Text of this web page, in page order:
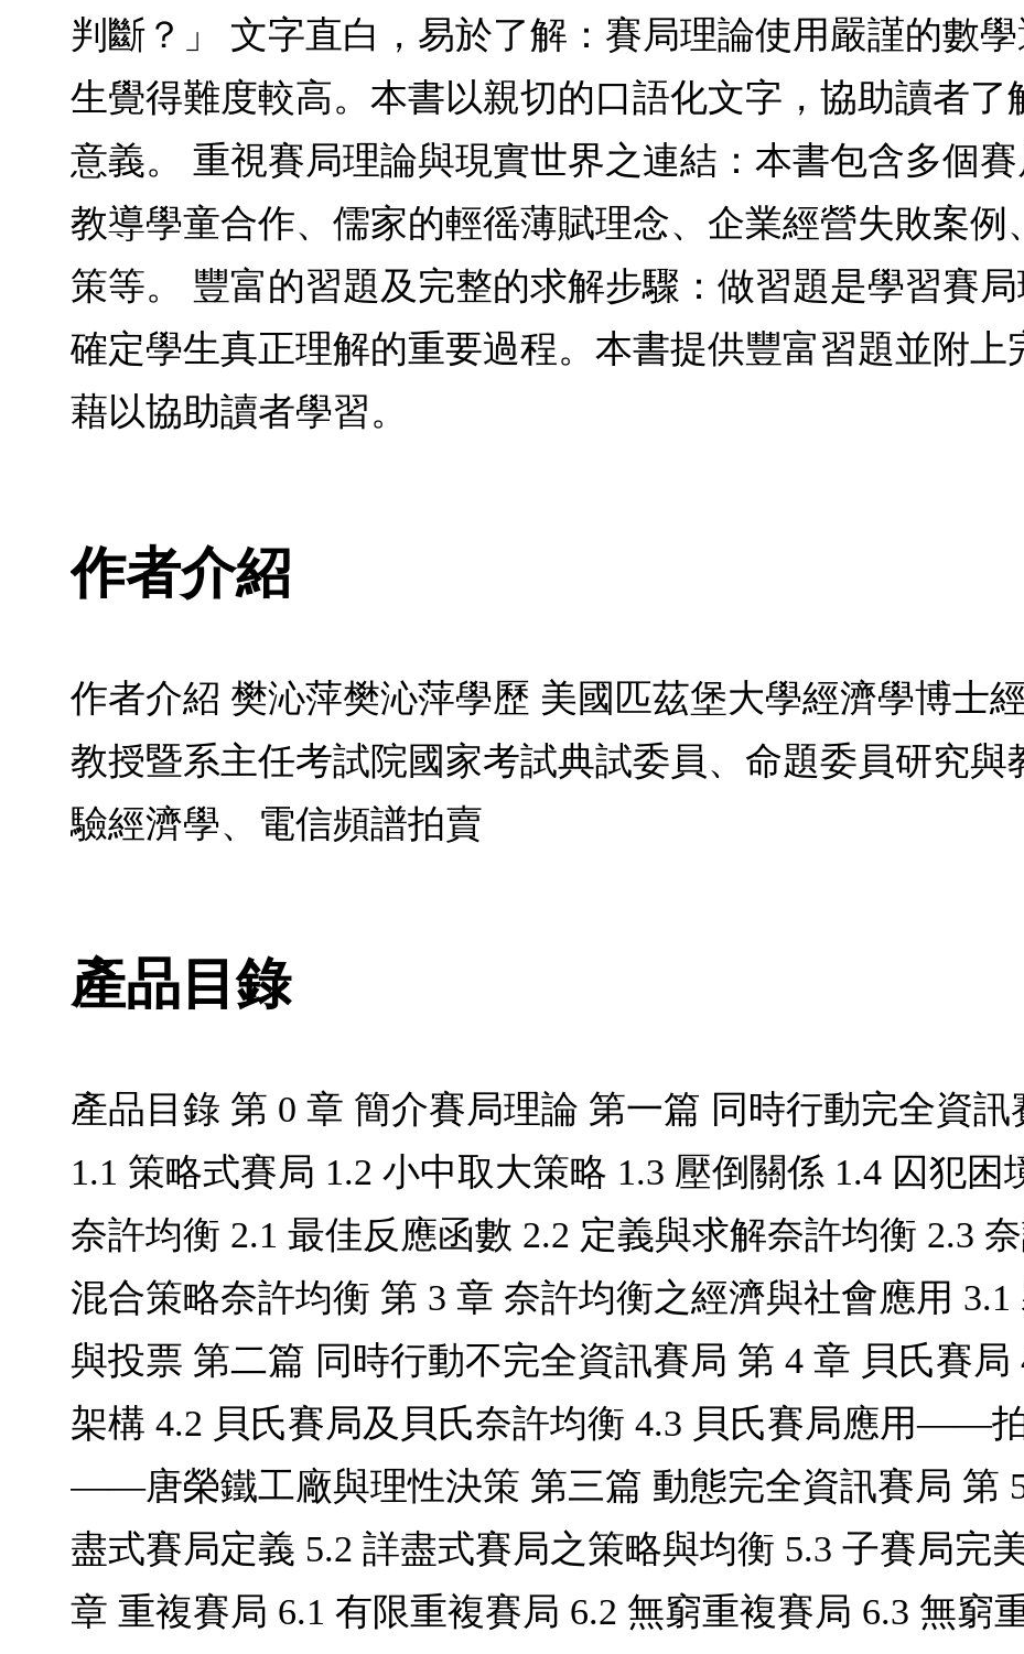
判斷？」 文字直白，易於了解：賽局理論使用嚴謹的數
生覺得難度較高。本書以親切的口語化文字，協助讀者了
意義。 重視賽局理論與現實世界之連結：本書包含多個賽
教導學童合作、儒家的輕徭薄賦理念、企業經營失敗案例
策等。 豐富的習題及完整的求解步驟：做習題是學習賽
確定學生真正理解的重要過程。本書提供豐富習題並附上
藉以協助讀者學習。
作者介紹
作者介紹 樊沁萍樊沁萍學歷 美國匹茲堡大學經濟學博士
教授暨系主任考試院國家考試典試委員、命題委員研究與
驗經濟學、電信頻譜拍賣
產品目錄
產品目錄 第 0 章 簡介賽局理論 第一篇 同時行動完全資
1.1 策略式賽局 1.2 小中取大策略 1.3 壓倒關係 1.4 囚犯
奈許均衡 2.1 最佳反應函數 2.2 定義與求解奈許均衡 2.3
混合策略奈許均衡 第 3 章 奈許均衡之經濟與社會應用 3.1
與投票 第二篇 同時行動不完全資訊賽局 第 4 章 貝氏賽局
架構 4.2 貝氏賽局及貝氏奈許均衡 4.3 貝氏賽局應用——
——唐榮鐵工廠與理性決策 第三篇 動態完全資訊賽局 第
盡式賽局定義 5.2 詳盡式賽局之策略與均衡 5.3 子賽局完
章 重複賽局 6.1 有限重複賽局 6.2 無窮重複賽局 6.3 無窮